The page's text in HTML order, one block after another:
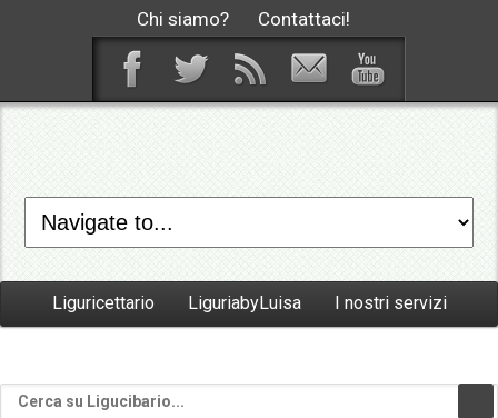
Chi siamo? Contattaci!
Liguricettario LiguriabyLuisa I nostri servizi